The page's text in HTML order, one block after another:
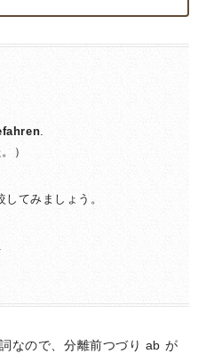
.
）
てみましょう。
.
なので、分離前つづり ab が